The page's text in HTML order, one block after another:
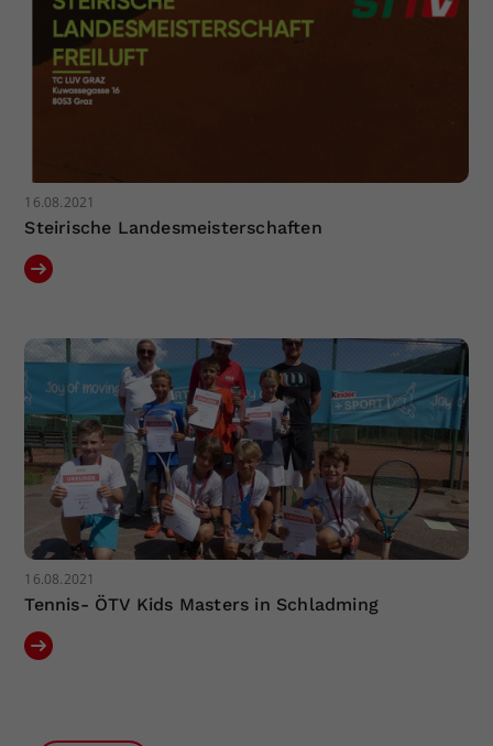
16.08.2021
Steirische Landesmeisterschaften
16.08.2021
Tennis- ÖTV Kids Masters in Schladming